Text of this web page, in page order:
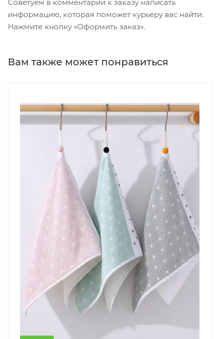
Советуем в комментарии к заказу написать
информацию, которая поможет курьеру вас найти.
Нажмите кнопку «Оформить заказ».
Вам также может понравиться